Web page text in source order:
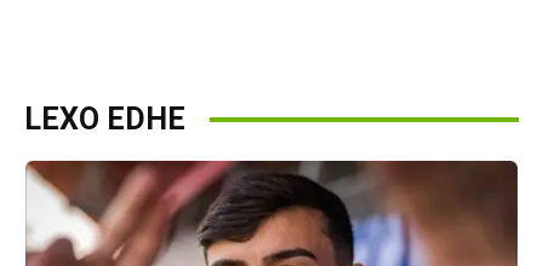
LEXO EDHE